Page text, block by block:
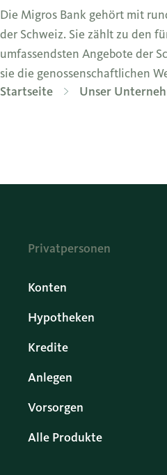
Die Migros Bank gehört mit
der Schweiz. Sie zählt zu den
umfassendsten Angebote der
sie die genossenschaftlichen
Startseite
Unser
Privatpersonen
Konten
Hypotheken
Kredite
Anlegen
Vorsorgen
Alle Produkte